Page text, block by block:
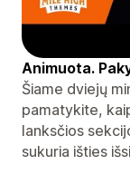
Animuota.
Šiame dviejų
pamatykite,
lanksčios
sukuria išties